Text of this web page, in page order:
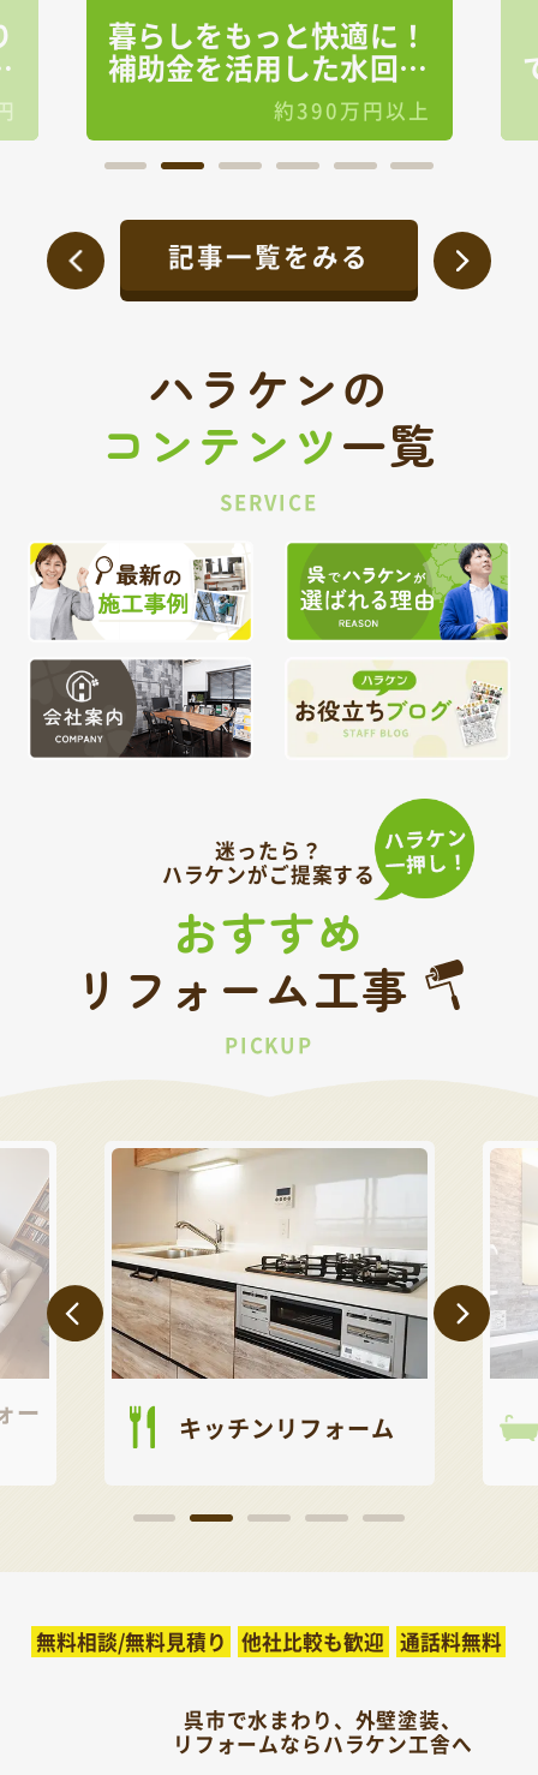
暮らしをもっと快適に！
補助金を活用した水回り
約390万円以上
記事一覧をみる
ハラケンの
コンテンツ一覧
SERVICE
迷ったら？
ハラケンがご提案する
おすすめ
リフォーム工事
PICKUP
ー キッチンリフォーム
無料相談/無料見積り 他社比較も歓迎 通話料無料
呉市で水まわり、外壁塗装、
リフォームならハラケン工舎へ